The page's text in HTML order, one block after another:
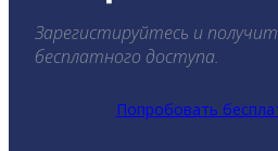
Зарегистируйтесь и
бесплатного доступа.
Попробовать